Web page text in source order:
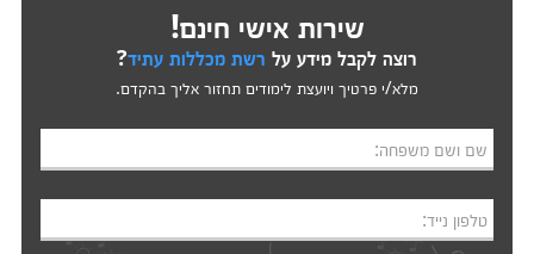
שירות אישי חינם!
רוצה לקבל מידע על רשת מכללות עתיד?
מלא/י פרטיך ויועצת לימודים תחזור אליך בהקדם.
שם ושם משפחה:
טלפון נייד: